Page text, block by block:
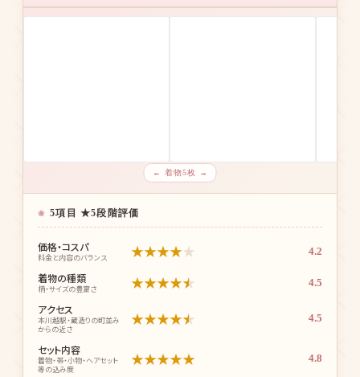
← 着物5枚 →
5項目 ★5段階評価
価格・コスパ
料金と内容のバランス ★★★★★ 4.2
着物の種類
柄・サイズの豊富さ ★★★★★ 4.5
アクセス
本川越駅・蔵造りの町並み
からの近さ
★★★★★ 4.5
セット内容
着物・帯・小物・ヘアセット
等の込み度
★★★★★ 4.8